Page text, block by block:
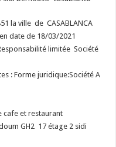
CASABLANCA
date de 18/03/2021
limitée Société
:Forme juridique:Société A
cafe et restaurant
GH2 17 étage 2 sidi